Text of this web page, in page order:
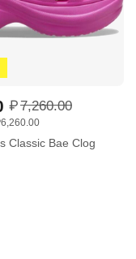
₽7,260.00
6,260.00
Classic Bae Clog